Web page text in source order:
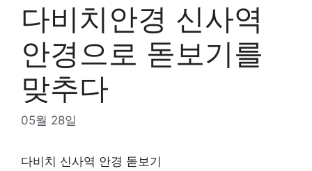
다비치안경 신사역
안경으로 돋보기를
맞추다
05월 28일
다비치 신사역 안경 돋보기